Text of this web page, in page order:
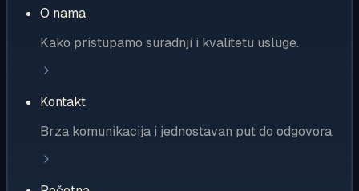
O nama
Kako pristupamo suradnji i kvalitetu usluge.
Kontakt
Brza komunikacija i jednostavan put do odgovora.